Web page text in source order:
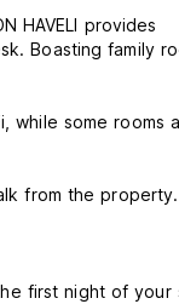
HAVELI provides
Boasting family
while some rooms
from the property.
first night of your